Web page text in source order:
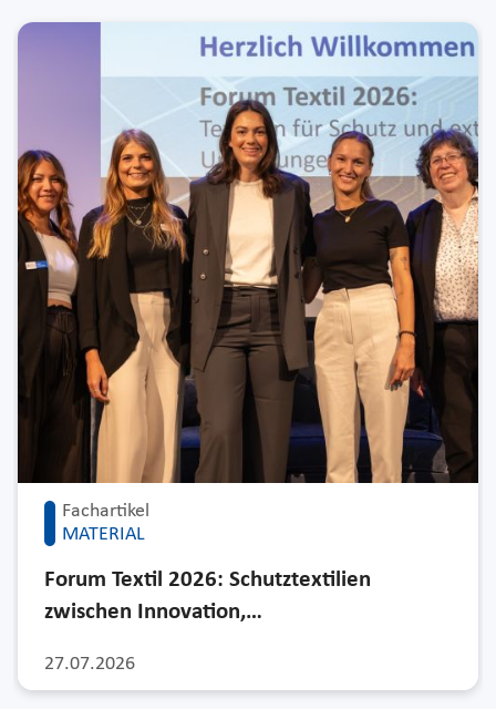
Fachartikel
MATERIAL
27.07.2026
Forum Textil 2026: Schutztextilien
zwischen Innovation,…